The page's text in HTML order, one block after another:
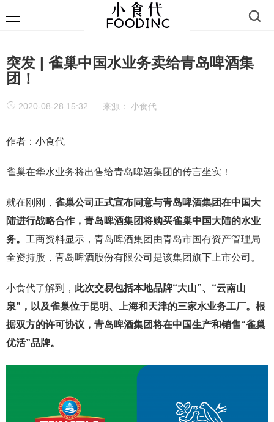
突发 | 雀巢中国水业务卖给青岛啤酒集
团！
2020-08-28 15:32 来源： 小食代
作者：小食代
雀巢在华水业务将出售给青岛啤酒集团的传言坐实！
就在刚刚， 雀巢公司正式宣布同意与青岛啤酒集团在中国大
陆进行战略合作 ，青岛啤酒集团将购买雀巢中国大陆的水业
务。 工商资料显示，青岛啤酒集团由青岛市国有资产管理局
全资持股，青岛啤酒股份有限公司是该集团旗下上市公司。
小食代了解到， 此次交易包括本地品牌“大山”、“云南山
泉”，以及雀巢位于昆明、上海和天津的三家水业务工厂。根
据双方的许可协议，青岛啤酒集团将在中国生产和销售“雀巢
优活”品牌。